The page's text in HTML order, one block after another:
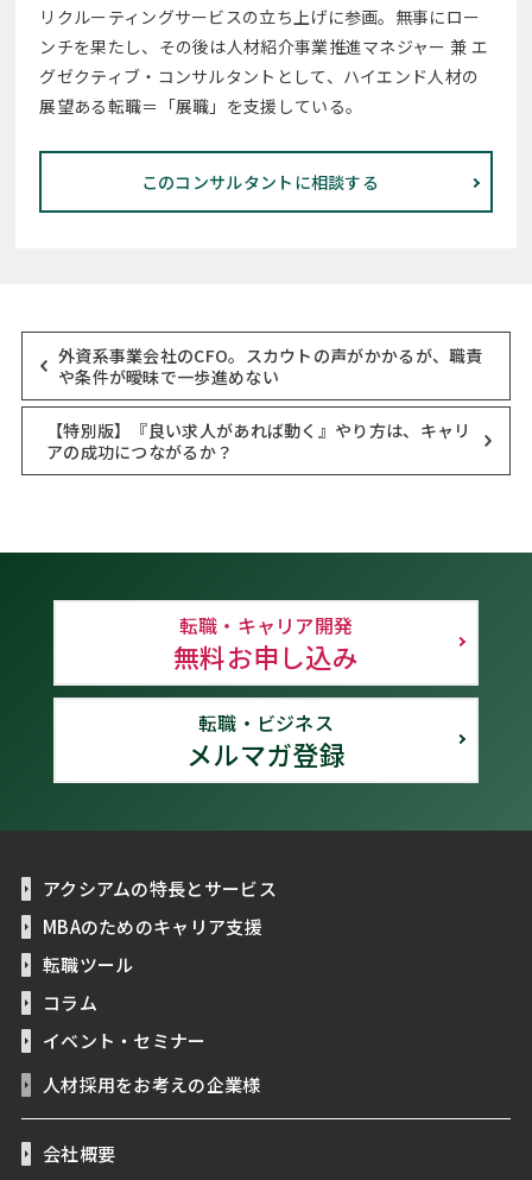
リクルーティングサービスの立ち上げに参画。無事にロー
ンチを果たし、その後は人材紹介事業推進マネジャー 兼 エ
グゼクティブ・コンサルタントとして、ハイエンド人材の
展望ある転職＝「展職」を支援している。
このコンサルタントに相談する
外資系事業会社のCFO。スカウトの声がかかるが、職責
や条件が曖昧で一歩進めない
【特別版】『良い求人があれば動く』やり方は、キャリ
アの成功につながるか？
転職・キャリア開発
無料お申し込み
転職・ビジネス
メルマガ登録
アクシアムの特長とサービス
MBAのためのキャリア支援
転職ツール
コラム
イベント・セミナー
人材採用をお考えの企業様
会社概要